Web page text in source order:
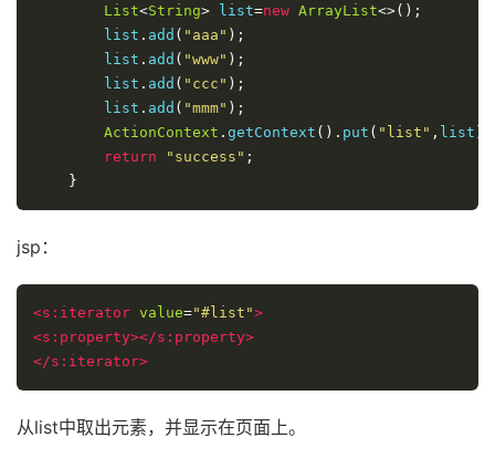
List<String> list=new ArrayList<>();
        list
. add ( "aaa" );
        list
. add ( "www" );
        list
. add ( "ccc" );
        list
. add ( "mmm" );
ActionContext . getContext (). put ( "list" , list
return
"success" ;
}
jsp：
<s:iterator value="#list">
<s:property></s:property>
</s:iterator>
从list中取出元素，并显示在页面上。